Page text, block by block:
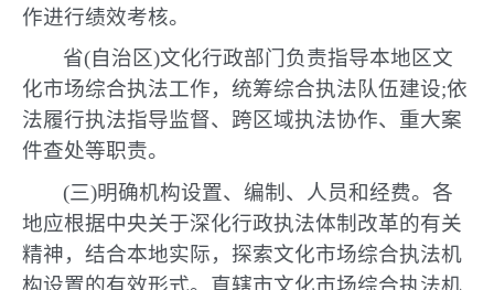
作进行绩效考核。
省(自治区)文化行政部门负责指导本地区文
化市场综合执法工作，统筹综合执法队伍建设;依
法履行执法指导监督、跨区域执法协作、重大案
件查处等职责。
(三)明确机构设置、编制、人员和经费。各
地应根据中央关于深化行政执法体制改革的有关
精神，结合本地实际，探索文化市场综合执法机
构设置的有效形式。直辖市文化市场综合执法机